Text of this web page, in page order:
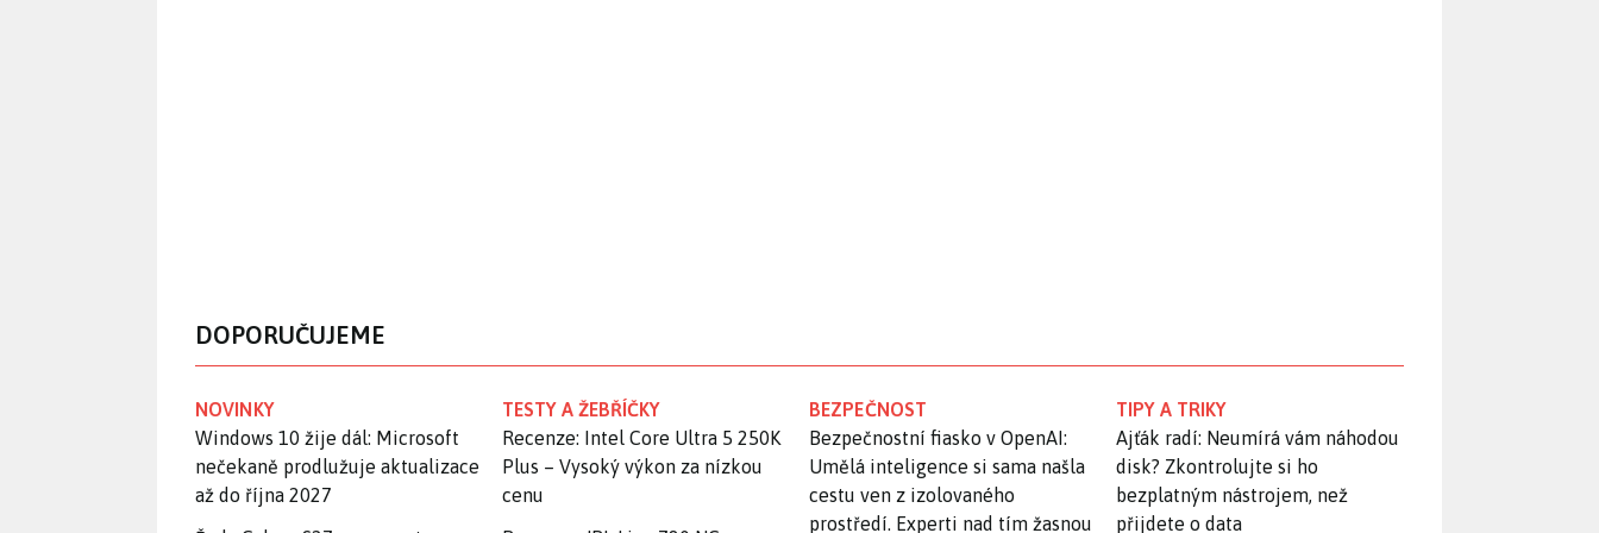
DOPORUČUJEME
NOVINKY
Windows 10 žije dál: Microsoft
nečekaně prodlužuje aktualizace
až do října 2027
TESTY A ŽEBŘÍČKY
Recenze: Intel Core Ultra 5 250K
Plus – Vysoký výkon za nízkou
cenu
BEZPEČNOST
Bezpečnostní fiasko v OpenAI:
Umělá inteligence si sama našla
cestu ven z izolovaného
prostředí. Experti nad tím žasnou
TIPY A TRIKY
Ajťák radí: Neumírá vám náhodou
disk? Zkontrolujte si ho
bezplatným nástrojem, než
přijdete o data